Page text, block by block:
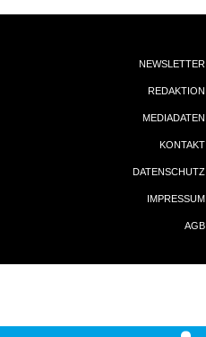
NEWSLETTER
REDAKTION
MEDIADATEN
KONTAKT
DATENSCHUTZ
IMPRESSUM
AGB